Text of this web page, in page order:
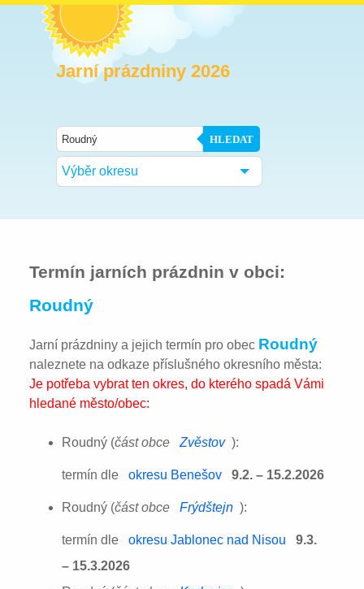
Jarní prázdniny 2026
HLEDAT
Výběr okresu
Termín jarních prázdnin v obci:
Roudný
Jarní prázdniny a jejich termín pro obec Roudný
naleznete na odkaze příslušného okresního města:
Je potřeba vybrat ten okres, do kterého spadá Vámi
hledané město/obec:
Roudný (část obce Zvěstov ):
termín dle okresu Benešov 9.2. – 15.2.2026
Roudný (část obce Frýdštejn ):
termín dle okresu Jablonec nad Nisou
9.3.
– 15.3.2026